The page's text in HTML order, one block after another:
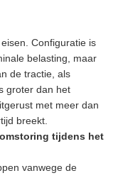
Configuratie is
belasting, maar
de tractie, als
groter dan het
met meer dan
breekt.
tijdens het
vanwege de